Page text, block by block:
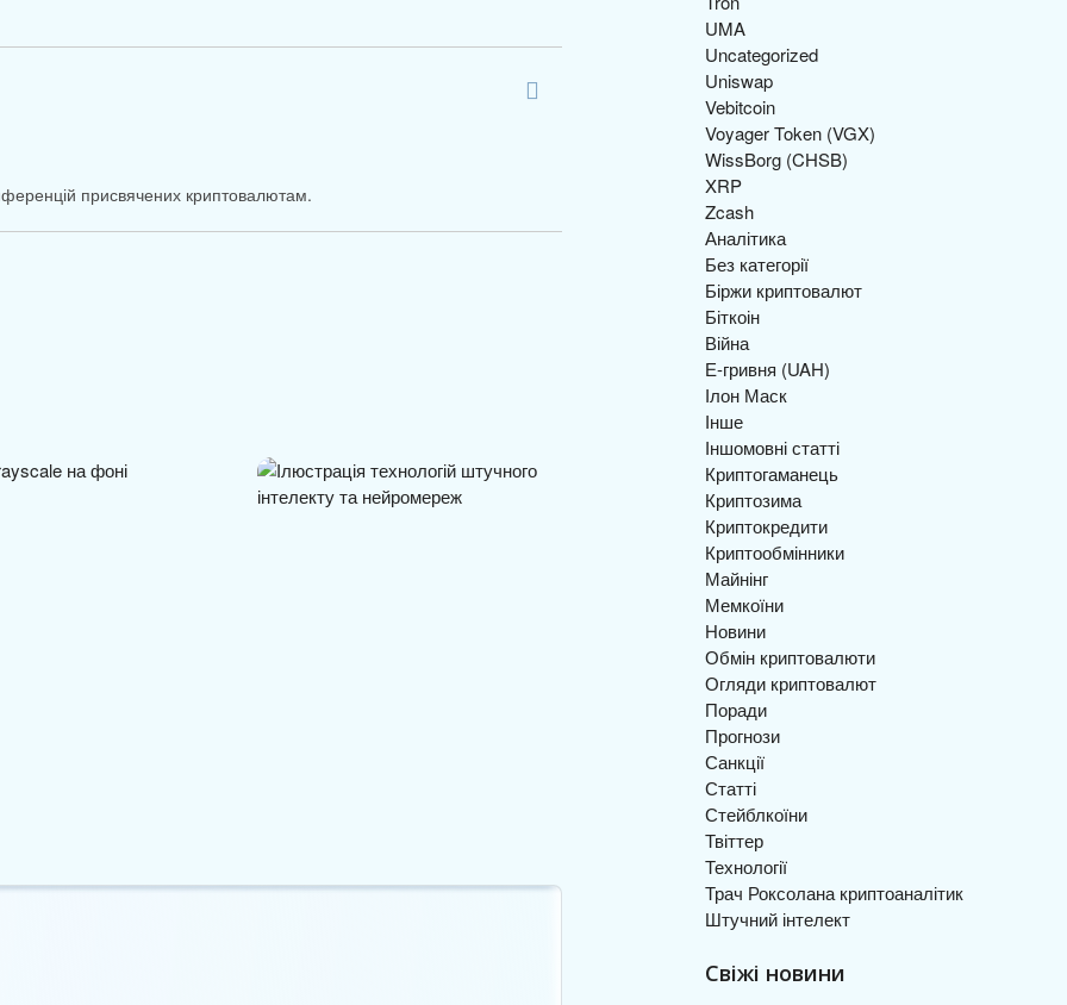
присвячених криптовалютам.
UMA
Uncategorized
Uniswap
Vebitcoin
Voyager Token (VGX)
WissBorg (CHSB)
XRP
Zcash
Аналітика
Без категорії
Біржи криптовалют
Біткоін
Війна
Е-гривня (UAH)
Ілон Маск
Інше
Іншомовні статті
Криптогаманець
Криптозима
Криптокредити
Криптообмінники
Майнінг
Мемкоїни
Новини
Обмін криптовалюти
Огляди криптовалют
Поради
Прогнози
Санкції
Статті
Стейблкоїни
Твіттер
Технології
Трач Роксолана криптоаналітик
Штучний інтелект
Свіжі новини